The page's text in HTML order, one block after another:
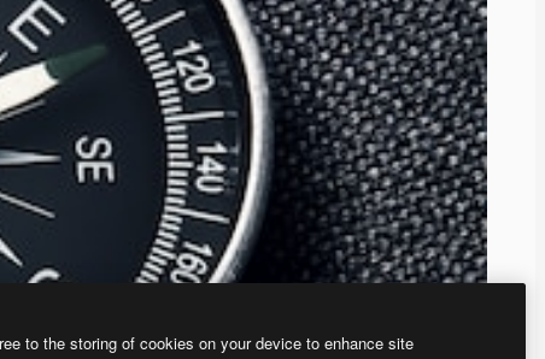
to the storing of cookies on your device to enhance site